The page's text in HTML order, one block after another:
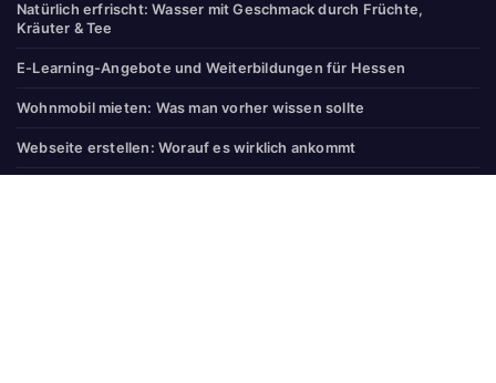
Natürlich erfrischt: Wasser mit Geschmack durch Früchte,
Kräuter & Tee
E-Learning-Angebote und Weiterbildungen für Hessen
Wohnmobil mieten: Was man vorher wissen sollte
Webseite erstellen: Worauf es wirklich ankommt